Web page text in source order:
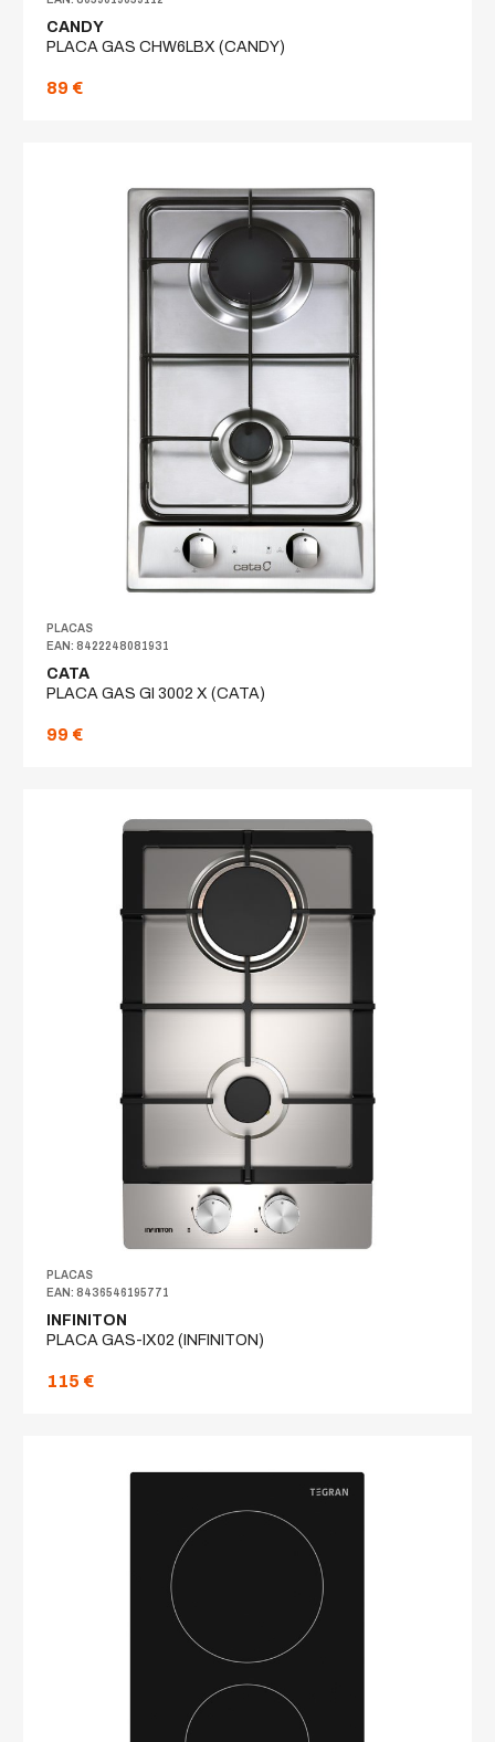
CANDY
PLACA GAS CHW6LBX (CANDY)
89 €
PLACAS
EAN: 8422248081931
CATA
PLACA GAS GI 3002 X (CATA)
99 €
PLACAS
EAN: 8436546195771
INFINITON
PLACA GAS-IX02 (INFINITON)
115 €